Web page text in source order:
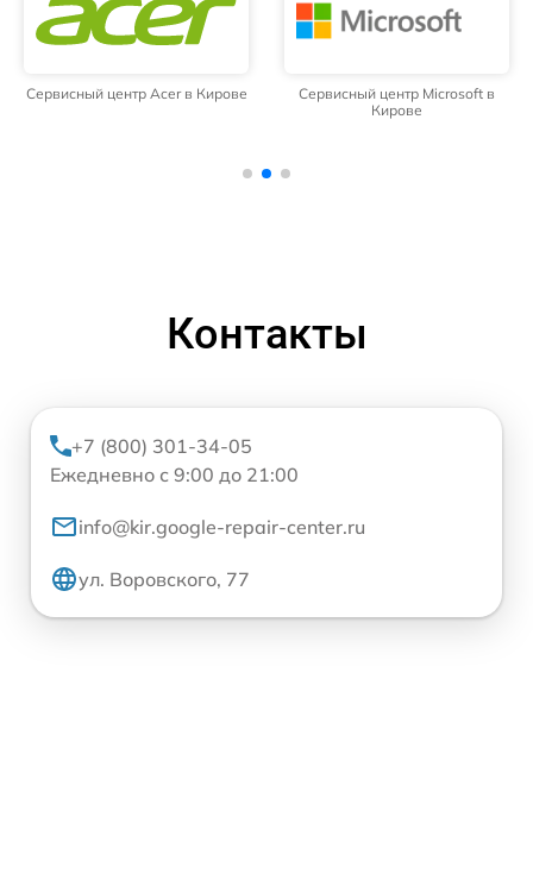
Сервисный центр Acer в Кирове
Сервисный центр Microsoft в
Кирове
Контакты
+7 (800) 301-34-05
Ежедневно с 9:00 до 21:00
info@kir.google-repair-center.ru
ул. Воровского, 77